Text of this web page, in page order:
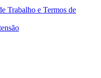
Trabalho e Termos de